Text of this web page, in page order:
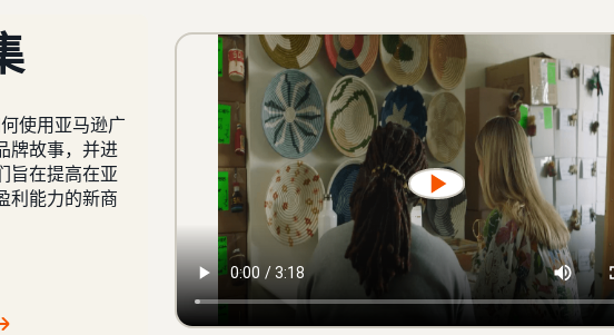
使用亚马逊广
牌故事，并进
旨在提高在亚
利能力的新商